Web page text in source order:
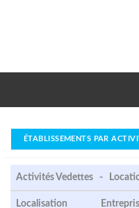
ÉTABLISSEMENTS PAR
Activités Vedettes -
Localisation